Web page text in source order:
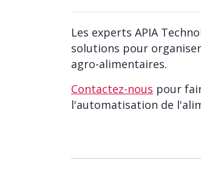
Les experts APIA
solutions pour
agro-alimentaires.
Contactez-nous pour
l'automatisation de